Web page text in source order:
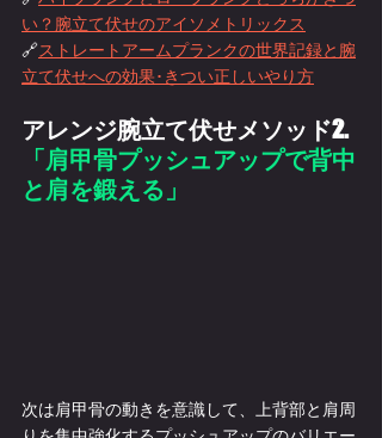
い？腕立て伏せのアイソメトリックス
🔗ストレートアームプランクの世界記録と腕
立て伏せへの効果･きつい正しいやり方
アレンジ腕立て伏せメソッド2.
「肩甲骨プッシュアップで背中
と肩を鍛える」
次は肩甲骨の動きを意識して、上背部と肩周